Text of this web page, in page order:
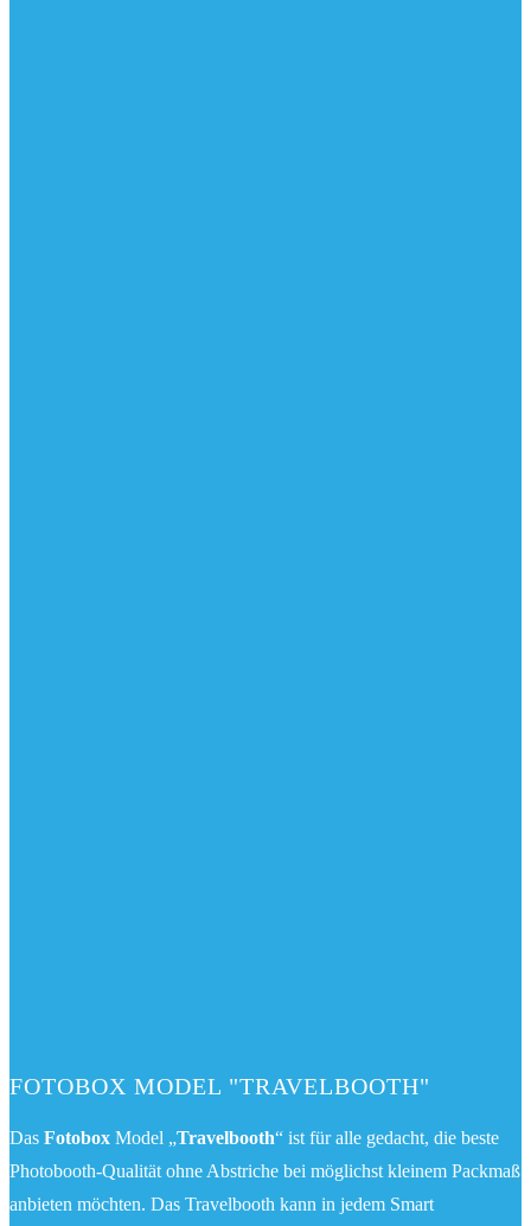
FOTOBOX MODEL "TRAVELBOOTH"
Das Fotobox Model „Travelbooth“ ist für alle gedacht, die beste
Photobooth-Qualität ohne Abstriche bei möglichst kleinem Packmaß
anbieten möchten. Das Travelbooth kann in jedem Smart